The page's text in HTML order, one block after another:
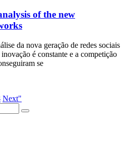
of the new
da nova geração de redes sociais
é constante e a competição
se
Next"